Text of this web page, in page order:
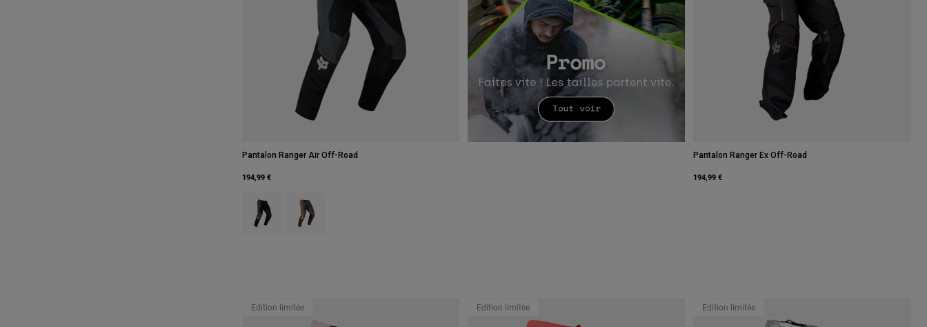
Pantalon Ranger Air Off-Road
194,99 €
Product swatch type of Noir/Gris.
Product swatch type of Purple Dusk.
Pantalon Ranger Ex Off-Road
194,99 €
Edition limitée Edition limitée Edition limitée